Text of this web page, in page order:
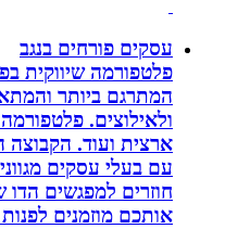
עסקים פורחים בנגב
פלטפורמה שיווקית
המתרגם ביותר והמתאים
ולאילוצים. פלטפורמה
ארצית ועוד. הקבוצה
עם בעלי עסקים מגוונים
חוזרים למפגשים הדו
אותכם מוזמנים לפנות